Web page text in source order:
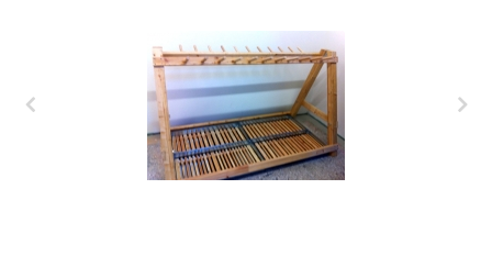
Bac récupérateur d’eau